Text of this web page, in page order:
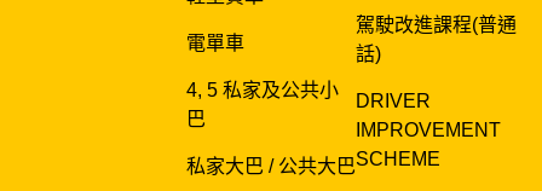
電單車
4, 5 私家及公共小
巴
私家大巴 / 公共大巴
駕駛改進課程(普通
話)
DRIVER
IMPROVEMENT
SCHEME